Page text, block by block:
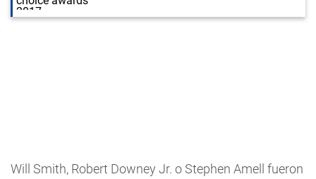
Will Smith, Robert Downey Jr. o Stephen Amell fueron